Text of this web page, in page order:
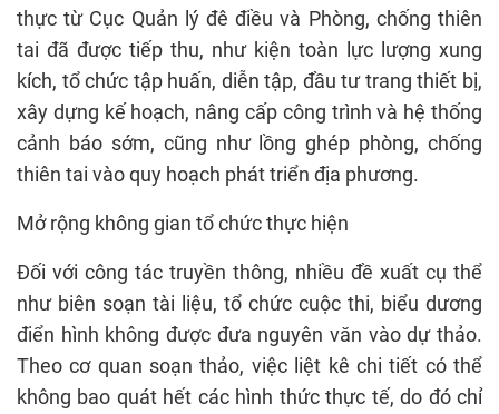
thực từ Cục Quản lý đê điều và Phòng, chống thiên
tai đã được tiếp thu, như kiện toàn lực lượng xung
kích, tổ chức tập huấn, diễn tập, đầu tư trang thiết bị,
xây dựng kế hoạch, nâng cấp công trình và hệ thống
cảnh báo sớm, cũng như lồng ghép phòng, chống
thiên tai vào quy hoạch phát triển địa phương.
Mở rộng không gian tổ chức thực hiện
Đối với công tác truyền thông, nhiều đề xuất cụ thể
như biên soạn tài liệu, tổ chức cuộc thi, biểu dương
điển hình không được đưa nguyên văn vào dự thảo.
Theo cơ quan soạn thảo, việc liệt kê chi tiết có thể
không bao quát hết các hình thức thực tế, do đó chỉ